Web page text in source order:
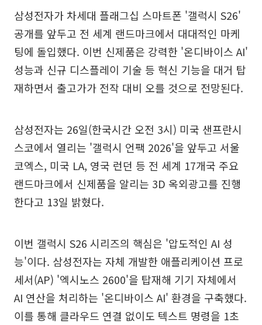
삼성전자가 차세대 플래그십 스마트폰 '갤럭시 S26'
공개를 앞두고 전 세계 랜드마크에서 대대적인 마케
팅에 돌입했다. 이번 신제품은 강력한 '온디바이스 AI'
성능과 신규 디스플레이 기술 등 혁신 기능을 대거 탑
재하면서 출고가가 전작 대비 오를 것으로 전망된다.
삼성전자는 26일(한국시간 오전 3시) 미국 샌프란시
스코에서 열리는 '갤럭시 언팩 2026'을 앞두고 서울
코엑스, 미국 LA, 영국 런던 등 전 세계 17개국 주요
랜드마크에서 신제품을 알리는 3D 옥외광고를 진행
한다고 13일 밝혔다.
이번 갤럭시 S26 시리즈의 핵심은 '압도적인 AI 성
능'이다. 삼성전자는 자체 개발한 애플리케이션 프로
세서(AP) '엑시노스 2600'을 탑재해 기기 자체에서
AI 연산을 처리하는 '온디바이스 AI' 환경을 구축했다.
이를 통해 클라우드 연결 없이도 텍스트 명령을 1초